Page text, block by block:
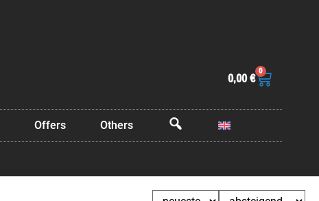
0,00€
0
Offers Others OffCanvas